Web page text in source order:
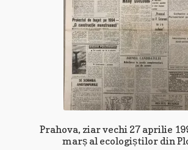
Prahova, ziar vechi 27 aprilie
marș al ecologiștilor din